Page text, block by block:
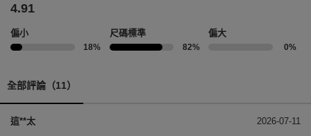
4.91
偏小
18%
尺碼標準
82%
偏大
0%
全部評論（11）
這**太 2026-07-11